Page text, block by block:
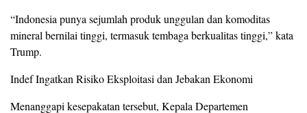
“Indonesia punya sejumlah produk unggulan dan komoditas
mineral bernilai tinggi, termasuk tembaga berkualitas tinggi,” kata
Trump.
Indef Ingatkan Risiko Eksploitasi dan Jebakan Ekonomi
Menanggapi kesepakatan tersebut, Kepala Departemen